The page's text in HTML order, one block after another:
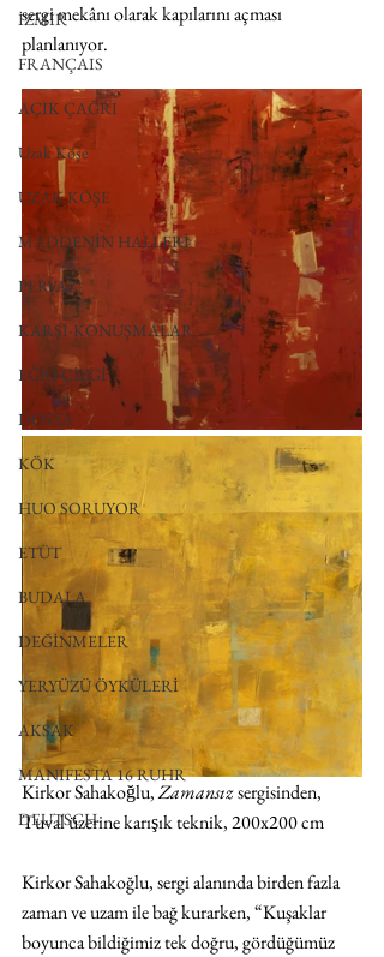
İZMİR
FRANÇAIS
AÇIK ÇAĞRI
Uzak Köşe
UZAK KÖŞE
MADDENİN HALLERİ
PERVAZ
KARŞI-KONUŞMALAR
EĞRİ ÇİZGİ
DOSYA
KÖK
HUO SORUYOR
ETÜT
BUDALA
DEĞİNMELER
YERYÜZÜ ÖYKÜLERİ
AKSAK
MANIFESTA 16 RUHR
DEUTSCH
sergi mekânı olarak kapılarını açması
planlanıyor.
Kirkor Sahakoğlu, Zamansız sergisinden,
Tuval üzerine karışık teknik, 200x200 cm
Kirkor Sahakoğlu, sergi alanında birden fazla
zaman ve uzam ile bağ kurarken, “Kuşaklar
boyunca bildiğimiz tek doğru, gördüğümüz